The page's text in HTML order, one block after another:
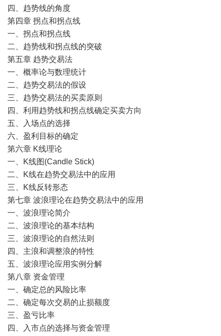
四、趋势线的角度
第四章 拐点和拐点线
一、拐点和拐点线
二、趋势线和拐点线的突破
第五章 趋势交易法
一、概率论与数理统计
二、趋势交易法的假设
三、趋势交易法的买卖原则
四、利用趋势线和拐点线确定买卖方向
五、入场点的选择
六、盈利目标的确定
第六章 K线理论
一、K线图(Candle Stick)
二、K线在趋势交易法中的应用
三、K线反转形态
第七章 波浪理论在趋势交易法中的应用
一、波浪理论简介
二、波浪理论的基本结构
三、波浪理论的自然法则
四、主浪和调整浪的特性
五、波浪理论应用实例分解
第八章 资金管理
一、确定总的风险比率
二、确定每次交易的止损额度
三、盈亏比率
四、入市点的选择与资金管理